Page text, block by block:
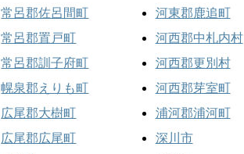
常呂郡佐呂間町
常呂郡置戸町
常呂郡訓子府町
幌泉郡えりも町
広尾郡大樹町
広尾郡広尾町
河東郡鹿追町
河西郡中札内村
河西郡更別村
河西郡芽室町
浦河郡浦河町
深川市